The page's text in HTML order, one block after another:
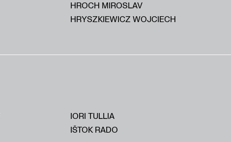
HROCH MIROSLAV
HRYSZKIEWICZ WOJCIECH
IORI TULLIA
IŠTOK RADO